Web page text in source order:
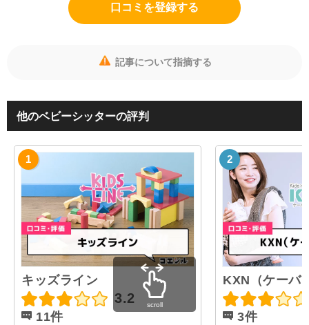
口コミを登録する
記事について指摘する
他のベビーシッターの評判
キッズライン
3.2
11件
KXN（ケーバ
3件
scroll